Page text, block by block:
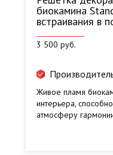
биокамина
встраивания в
3 500 руб.
Живое пламя
интерьера,
атмосферу